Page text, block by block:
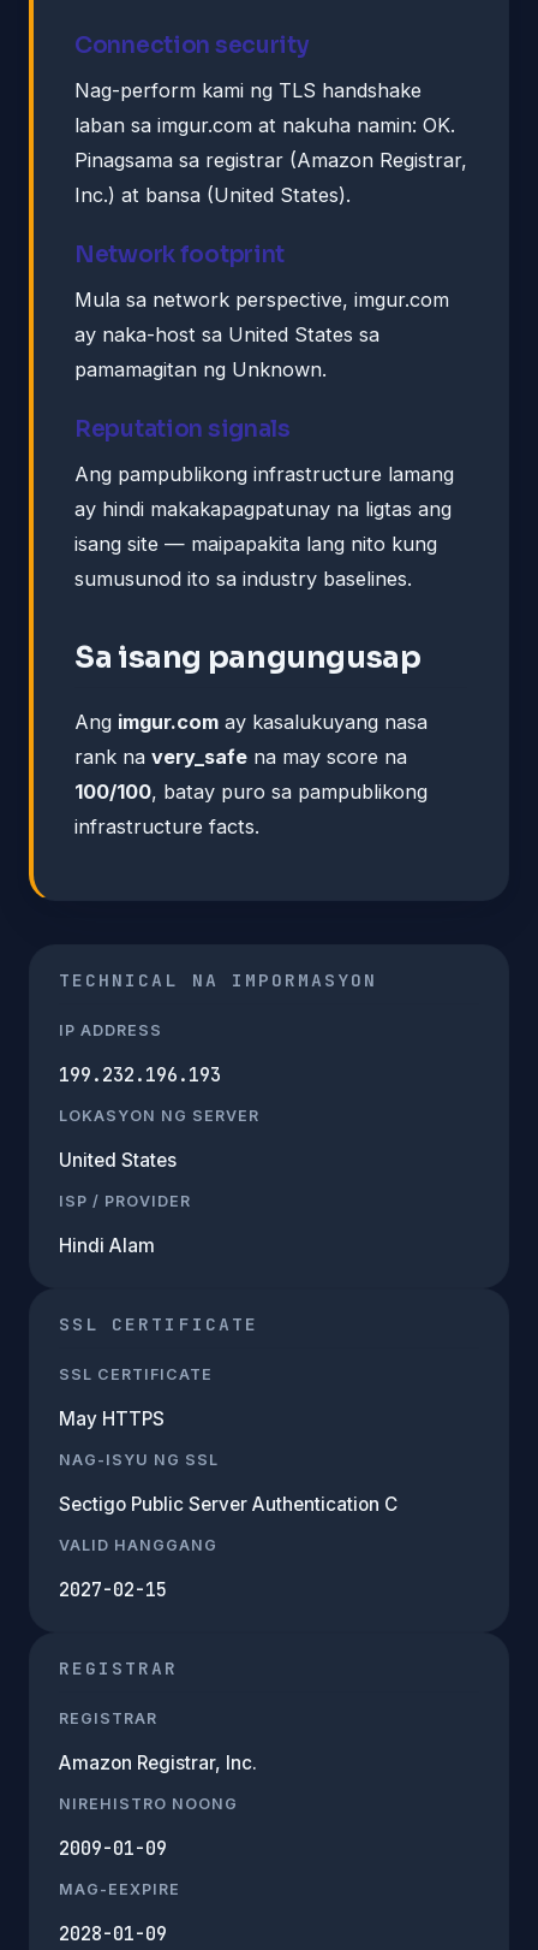
Connection security
Nag-perform kami ng TLS handshake
laban sa imgur.com at nakuha namin: OK.
Pinagsama sa registrar (Amazon Registrar,
Inc.) at bansa (United States).
Network footprint
Mula sa network perspective, imgur.com
ay naka-host sa United States sa
pamamagitan ng Unknown.
Reputation signals
Ang pampublikong infrastructure lamang
ay hindi makakapagpatunay na ligtas ang
isang site — maipapakita lang nito kung
sumusunod ito sa industry baselines.
Sa isang pangungusap
Ang imgur.com ay kasalukuyang nasa
rank na very_safe na may score na
100/100, batay puro sa pampublikong
infrastructure facts.
TECHNICAL NA IMPORMASYON
IP ADDRESS
199.232.196.193
LOKASYON NG SERVER
United States
ISP / PROVIDER
Hindi Alam
SSL CERTIFICATE
SSL CERTIFICATE
May HTTPS
NAG-ISYU NG SSL
Sectigo Public Server Authentication C
VALID HANGGANG
2027-02-15
REGISTRAR
REGISTRAR
Amazon Registrar, Inc.
NIREHISTRO NOONG
2009-01-09
MAG-EEXPIRE
2028-01-09